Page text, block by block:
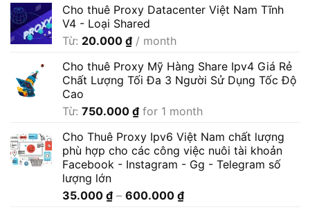
Cho thuê Proxy Datacenter Việt Nam Tĩnh
V4 - Loại Shared
Từ: 20.000 ₫ / month
Cho thuê Proxy Mỹ Hàng Share Ipv4 Giá Rẻ
Chất Lượng Tối Đa 3 Người Sử Dụng Tốc Độ
Cao
Từ: 750.000 ₫ for 1 month
Cho Thuê Proxy Ipv6 Việt Nam chất lượng
phù hợp cho các công việc nuôi tài khoản
Facebook - Instagram - Gg - Telegram số
lượng lớn
35.000 ₫ – 600.000 ₫Khoảng